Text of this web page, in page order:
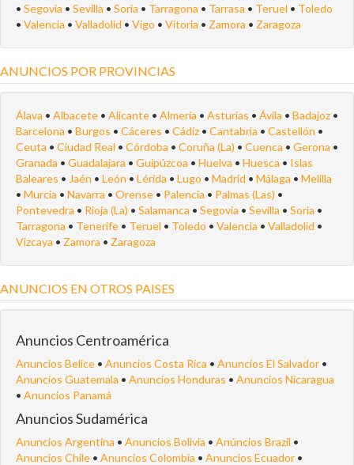
• Segovia • Sevilla • Soria • Tarragona • Tarrasa • Teruel • Toledo
• Valencia • Valladolid • Vigo • Vitoria • Zamora • Zaragoza
ANUNCIOS POR PROVINCIAS
Álava • Albacete • Alicante • Almería • Asturias • Ávila • Badajoz •
Barcelona • Burgos • Cáceres • Cádiz • Cantabria • Castellón •
Ceuta • Ciudad Real • Córdoba • Coruña (La) • Cuenca • Gerona •
Granada • Guadalajara • Guipúzcoa • Huelva • Huesca • Islas
Baleares • Jaén • León • Lérida • Lugo • Madrid • Málaga • Melilla
• Murcia • Navarra • Orense • Palencia • Palmas (Las) •
Pontevedra • Rioja (La) • Salamanca • Segovia • Sevilla • Soria •
Tarragona • Tenerife • Teruel • Toledo • Valencia • Valladolid •
Vizcaya • Zamora • Zaragoza
ANUNCIOS EN OTROS PAISES
Anuncios Centroamérica
Anuncios Belice • Anuncios Costa Rica • Anuncios El Salvador •
Anuncios Guatemala • Anuncios Honduras • Anuncios Nicaragua
• Anuncios Panamá
Anuncios Sudamérica
Anuncios Argentina • Anuncios Bolivia • Anúncios Brazil •
Anuncios Chile • Anuncios Colombia • Anuncios Ecuador •